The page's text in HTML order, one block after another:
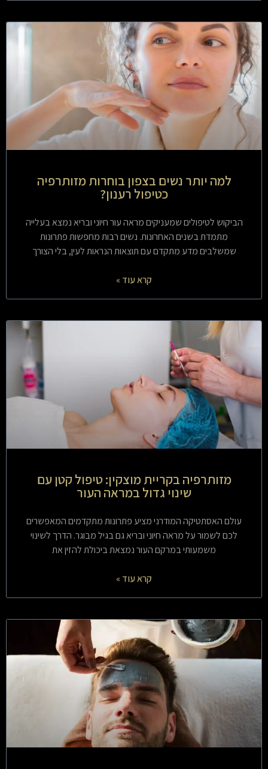
למה יותר נשים בצפון בוחרות מזותרפיה
כטיפול רענון?
הביקוש לטיפולים שמעניקים מראה עור חיוני ובריא נמצא בעלייה
מתמדת בשנים האחרונות. נשים רבות מחפשות פתרונות
שמשלבים מדע מתקדם עם תוצאות הנראות לעין, בלי הצורך
קרא עוד »
מזותרפיה בקריית מוצקין: טיפול קטן עם
שינוי גדול במראה העור
עולם האסתטיקה המודרני מציע פתרונות מתקדמים המאפשרים
לכם לשמור על מראה חיוני ובריא גם בגיל מבוגר. הדרך לשינוי
משמעותי במרקם העור נמצאת ביכולת להזין את
קרא עוד »